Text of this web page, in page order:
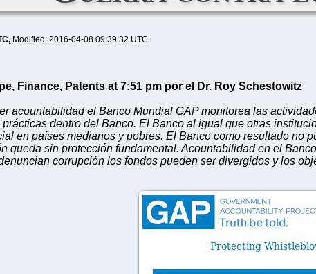
Modified: 2016-04-08 09:39:32 UTC
Finance, Patents at 7:51 pm por el Dr. Roy Schestowitz
acountabilidad el Banco Mundial GAP monitorea las
dentro del Banco. El Banco al igual que otras
en países medianos y pobres. El Banco como resultado no
queda sin protección fundamental. Acountabilidad en el
corrupción los fondos pueden ser divergidos y los